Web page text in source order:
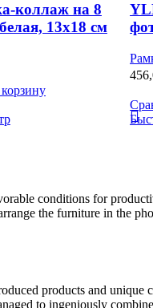
коллаж на 8
13х18 см
conditions for
the furniture in the
products and unique
to ingeniously